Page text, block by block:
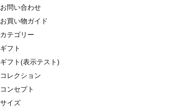
お問い合わせ
お買い物ガイド
カテゴリー
ギフト
ギフト(表示テスト)
コレクション
コンセプト
サイズ